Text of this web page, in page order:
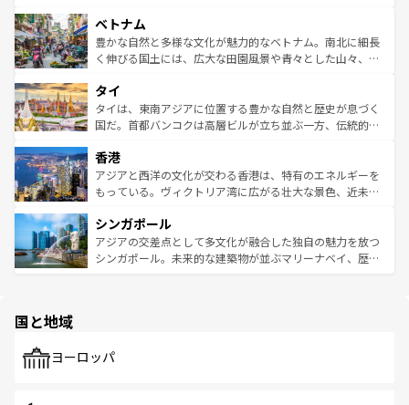
参照してほしい。
容にもいいと評判のスイーツなど、バラエティ豊かな料理
が味わえる。 なお、新着の台湾情報は コンテンツ一覧を参
照してほしい。
き、地方に足を延ばせば四季折々の自然美を楽しむことが
できる。そして、キムチや焼肉、絶品のストリートフード
まで、さまざまな韓国料理が待っている。夜には、韓国な
リティに包まれながら、韓国の多彩な魅力を心ゆくまで味
わってみてほしい。 なお、新着の韓国情報はコンテンツ一
覧を参照してほしい。
ベトナム
豊かな自然と多様な文化が魅力的なベトナム。南北に細長
く伸びる国土には、広大な田園風景や青々とした山々、世
急速な発展と共に伝統が息づく。ハノイの古い町並みやホ
ーチミン市のフランス統治時代の建物も、独特の雰囲気を
醸し出している。また、バラエティの豊かさとおいしさで
とつ。フォーやバインミー、ベトナムコーヒーなどは、ぜ
ひ現地で味わいたい。どの地域を訪れてもあたたかい人々
が旅行者を迎えてくれるので、きっと忘れられない旅にな
参照してほしい。
タイ
タイは、東南アジアに位置する豊かな自然と歴史が息づく
国だ。首都バンコクは高層ビルが立ち並ぶ一方、伝統的な
の活気が交差している。北部ではチェンマイなどの山岳地
帯で自然と触れ合い、南部ではプーケットやクラビの美し
いビーチでリゾート気分を楽しむことができる。タイ料理
激する。気候は一年中温暖で、どの季節にも異なる楽しみ
が待っている。親しみやすいタイの人々、仏教を中心とし
た文化、そして多様な観光資源が、訪れる旅人を魅了し続
香港
アジアと西洋の文化が交わる香港は、特有のエネルギーを
もっている。ヴィクトリア湾に広がる壮大な景色、近未来
み、どこを訪れても感動するはず。観光スポットが密集し
ており、効率よく見どころを回れるのも魅力。息をのむよ
うな絶景から文化的な体験まで、香港を存分に楽しみ尽く
シンガポール
アジアの交差点として多文化が融合した独自の魅力を放つ
シンガポール。未来的な建築物が並ぶマリーナベイ、歴史
で、ホーカーズは地元の風情を楽しめる外せないスポット
国と地域
ヨーロッパ